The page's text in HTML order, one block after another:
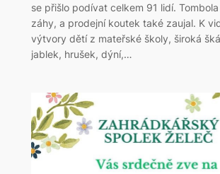
se přišlo podívat celkem 91 lidí.
záhy, a prodejní koutek také zaujal. K
výtvory dětí z mateřské školy, široká
jablek, hrušek, dýní,…